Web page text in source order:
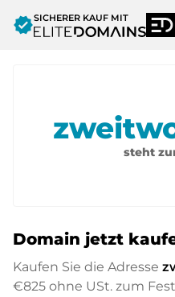
verifiedSICHERER KAUF MIT
steht
Domain jetzt
Kaufen Sie die Adresse
€825 ohne USt. zum